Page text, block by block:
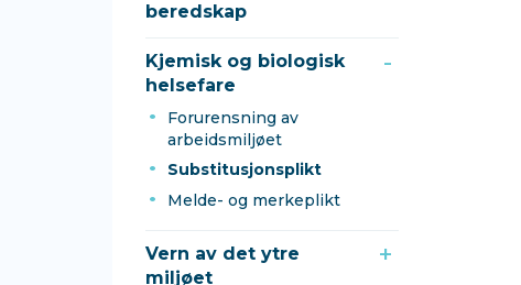
beredskap
Kjemisk og biologisk
helsefare
Forurensning av
arbeidsmiljøet
Substitusjonsplikt
Melde- og merkeplikt
Vern av det ytre
miljøet